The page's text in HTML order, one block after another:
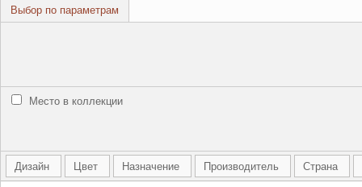
Выбор по параметрам
Место в коллекции
Дизайн Цвет Назначение Производитель Страна